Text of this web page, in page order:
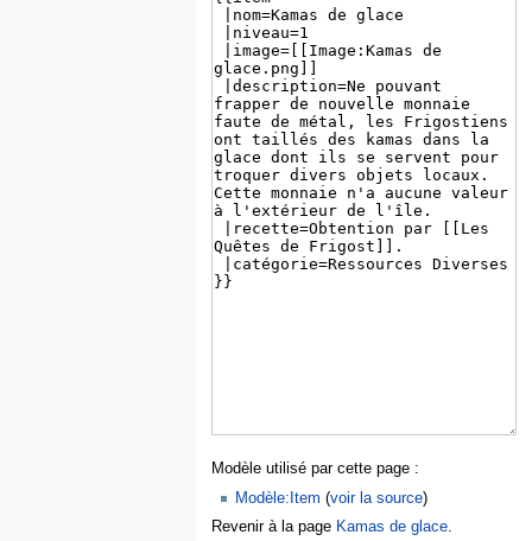
Modèle utilisé par cette page :
Modèle:Item (voir la source)
Revenir à la page Kamas de glace.